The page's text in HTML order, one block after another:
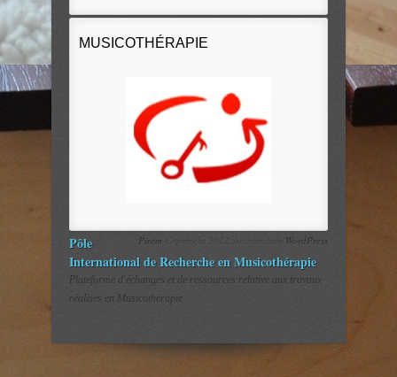
MUSICOTHÉRAPIE
Pirem Copyright 2012 Architecture WordPress
Pôle
International de Recherche en Musicothérapie
Plateforme d'échanges et de ressources relative aux travaux
réalisés en Musicothérapie